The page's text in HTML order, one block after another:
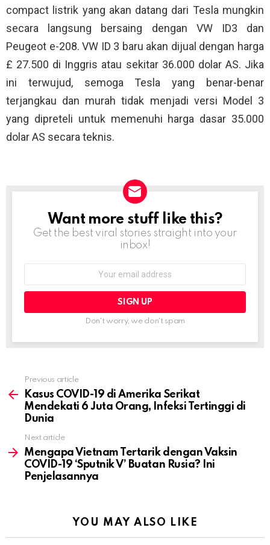
compact listrik yang akan datang dari Tesla mungkin
secara langsung bersaing dengan VW ID3 dan
Peugeot e-208. VW ID 3 baru akan dijual dengan harga
£ 27.500 di Inggris atau sekitar 36.000 dolar AS. Jika
ini terwujud, semoga Tesla yang benar-benar
terjangkau dan murah tidak menjadi versi Model 3
yang dipreteli untuk memenuhi harga dasar 35.000
dolar AS secara teknis.
NEWSLETTER
Want more stuff like this?
Get the best viral stories straight into your
inbox!
Don't worry, we don't spam
more
Previous article
Kasus COVID-19 di Amerika Serikat
Mendekati 6 Juta Orang, Infeksi Tertinggi di
Dunia
Next article
Mengapa Vietnam Tertarik dengan Vaksin
COVID-19 ‘Sputnik V’ Buatan Rusia? Ini
Penjelasannya
YOU MAY ALSO LIKE